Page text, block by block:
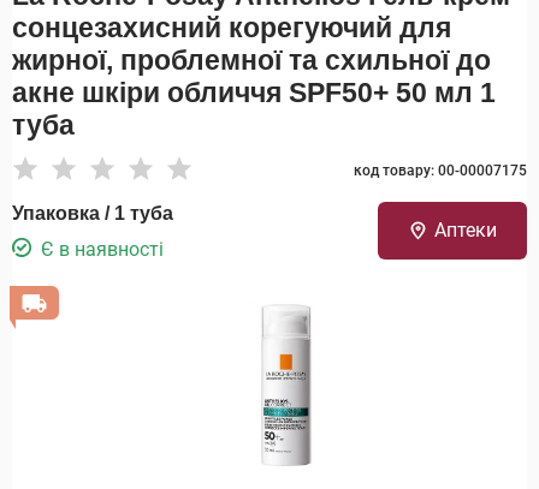
сонцезахисний корегуючий для
жирної, проблемної та схильної до
акне шкіри обличчя SPF50+ 50 мл 1
туба
код товару: 00-00007175
Упаковка / 1 туба
Є в наявності
Аптеки